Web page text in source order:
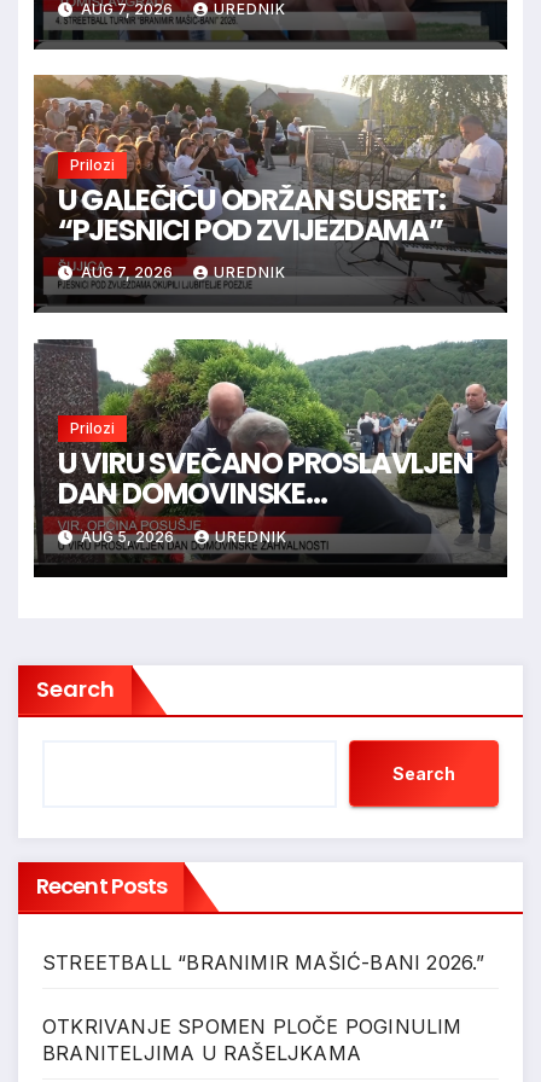
AUG 7, 2026 UREDNIK
Prilozi
U GALEČIĆU ODRŽAN SUSRET:
“PJESNICI POD ZVIJEZDAMA”
AUG 7, 2026 UREDNIK
Prilozi
U VIRU SVEČANO PROSLAVLJEN
DAN DOMOVINSKE
ZAHVALNOSTI
AUG 5, 2026 UREDNIK
Search
Search
Recent Posts
STREETBALL “BRANIMIR MAŠIĆ-BANI 2026.”
OTKRIVANJE SPOMEN PLOČE POGINULIM
BRANITELJIMA U RAŠELJKAMA